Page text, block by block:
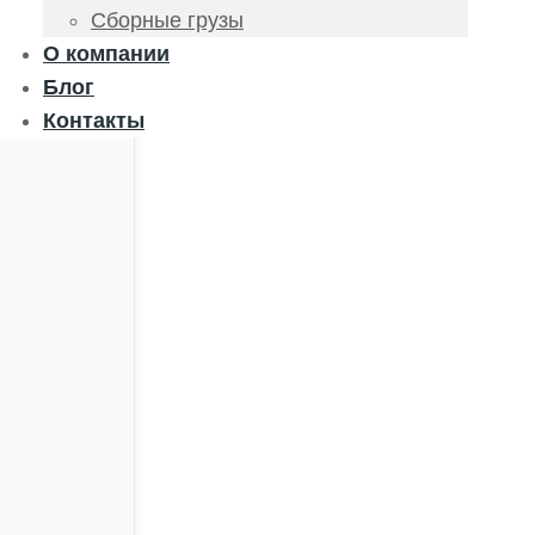
Сборные грузы
О компании
Блог
Контакты